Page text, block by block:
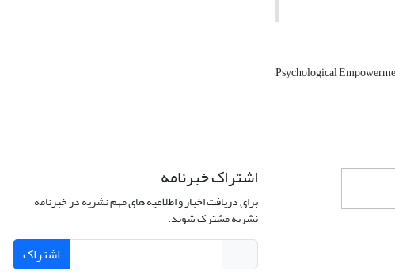
Psychological
اشتراک خبرنامه
برای دریافت اخبار و اطلاعیه های مهم نشریه در خبرنامه
نشریه مشترک شوید.
اشتراک